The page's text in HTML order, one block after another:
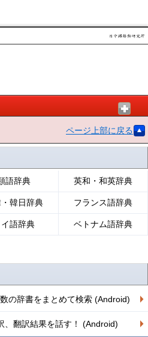
ページ上部に戻る
語辞典 英和・和英辞典
・韓日辞典 フランス語辞典
イ語辞典 ベトナム語辞典
の辞書をまとめて検索 (Android)
、翻訳結果を話す！ (Android)